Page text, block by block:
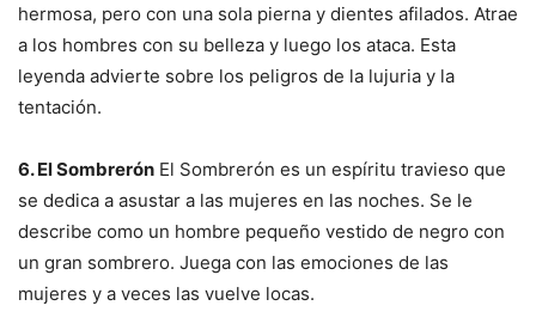
hermosa, pero con una sola pierna y dientes afilados. Atrae
a los hombres con su belleza y luego los ataca. Esta
leyenda advierte sobre los peligros de la lujuria y la
tentación.
6. El Sombrerón El Sombrerón es un espíritu travieso que
se dedica a asustar a las mujeres en las noches. Se le
describe como un hombre pequeño vestido de negro con
un gran sombrero. Juega con las emociones de las
mujeres y a veces las vuelve locas.